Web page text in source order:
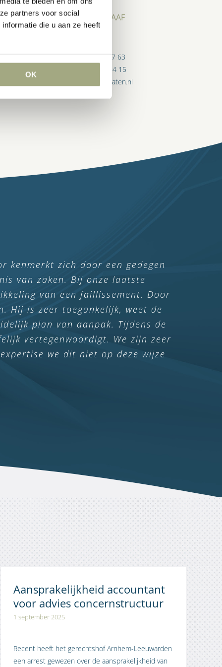
partners voor social
die u aan ze heeft
OK
PETER DE GRAAF
+31 (0)10 209 27 63
+31 (0)6 22 96 94 15
degraaf@lvh-advocaten.nl
kenmerkt zich door een gedegen
van zaken. Bij onze laatste
van een faillissement. Door
Hij is zeer toegankelijk, weet de
plan van aanpak. Tijdens de
vertegenwoordigt. We zijn zeer
we dit niet op deze wijze
een zorgvuldige en deskundige
opgelost. Hij had altijd zijn
De samenwerking was perfect!
Aansprakelijkheid accountant
voor advies concernstructuur
1 september 2025
Recent heeft het gerechtshof Arnhem-Leeuwarden
een arrest gewezen over de aansprakelijkheid van